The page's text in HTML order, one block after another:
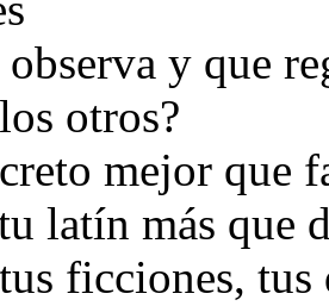
y que
otros?
mejor que
latín más que
ficciones, tus